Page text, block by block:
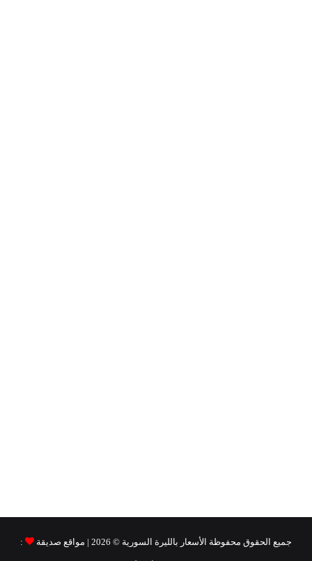
جميع الحقوق محفوظة الأسعار بالليرة السورية © :